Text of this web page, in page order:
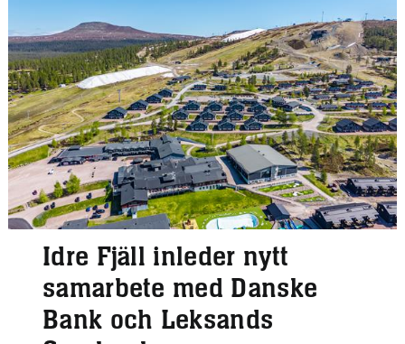
Idre Fjäll inleder nytt
samarbete med Danske
Bank och Leksands